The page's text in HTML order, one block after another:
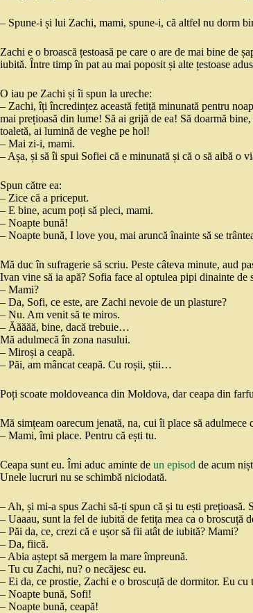
– Spune-i și lui Zachi, mami, spune-i, că altfel nu dorm
Zachi e o broască țestoasă pe care o are de mai bine de
iubită. Între timp în pat au mai poposit și alte țestoase
O iau pe Zachi și îi spun la ureche:
– Zachi, îți încredințez această fetiță minunată pentru
mai prețioasă din lume! Să ai grijă de ea! Să doarmă
toaletă, ai lumină de veghe pe hol!
– Mai zi-i, mami.
– Așa, și să îi spui Sofiei că e minunată și că o să aibă o
Spun către ea:
– Zice că a priceput.
– E bine, acum poți să pleci, mami.
– Noapte bună!
– Noapte bună, I love you, mai aruncă înainte să se
Mă duc în sufragerie să scriu. Peste câteva minute, aud
Ivan vine să ia apă? Sofia face al optulea pipi dinainte de
– Mami?
– Da, Sofi, ce este, are Zachi nevoie de un plasture?
– Nu. Am venit să te miros.
– Ăăăăă, bine, dacă trebuie…
Mă adulmecă în zona nasului.
– Miroși a ceapă.
– Păi, am mâncat ceapă. Cu roșii, știi…
Poți scoate moldoveanca din Moldova, dar ceapa din
Mă simțeam oarecum jenată, na, cui îi place să adulmece
– Mami, îmi place. Pentru că ești tu.
Ceapa sunt eu. Îmi aduc aminte de un episod de acum
Unele lucruri nu se schimbă niciodată.
– Ah, și mi-a spus Zachi să-ți spun că și tu ești prețioasă.
– Uaaau, sunt la fel de iubită de fetița mea ca o broscuță
– Păi da, ce, crezi că e ușor să fii atât de iubită? Mami?
– Da, fiică.
– Abia aștept să mergem la mare împreună.
– Tu cu Zachi, nu? o necăjesc eu.
– Ei da, ce prostie, Zachi e o broscuță de dormitor. Eu cu
– Noapte bună, Sofi!
– Noapte bună, ceapă!